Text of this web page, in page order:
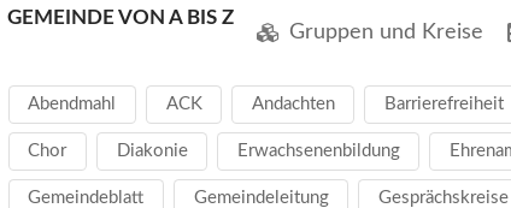
GEMEINDE VON A BIS Z
Gruppen und Kreise
Abendmahl ACK Andachten Barrierefreiheit
Chor Diakonie Erwachsenenbildung
Gemeindeblatt Gemeindeleitung Gesprächskreise